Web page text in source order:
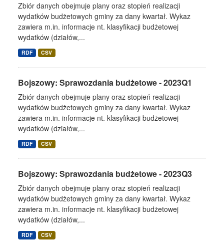
Zbiór danych obejmuje plany oraz stopień realizacji
wydatków budżetowych gminy za dany kwartał. Wykaz
zawiera m.in. informacje nt. klasyfikacji budżetowej
wydatków (działów,...
RDF CSV
Bojszowy: Sprawozdania budżetowe - 2023Q1
Zbiór danych obejmuje plany oraz stopień realizacji
wydatków budżetowych gminy za dany kwartał. Wykaz
zawiera m.in. informacje nt. klasyfikacji budżetowej
wydatków (działów,...
RDF CSV
Bojszowy: Sprawozdania budżetowe - 2023Q3
Zbiór danych obejmuje plany oraz stopień realizacji
wydatków budżetowych gminy za dany kwartał. Wykaz
zawiera m.in. informacje nt. klasyfikacji budżetowej
wydatków (działów,...
RDF CSV